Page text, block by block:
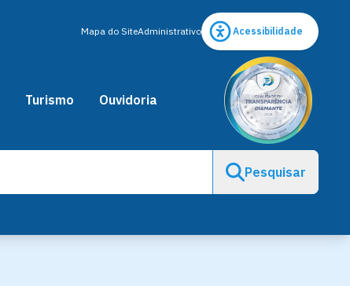
Mapa do SiteAdministrativo Acessibilidade
Turismo Ouvidoria
Pesquisar